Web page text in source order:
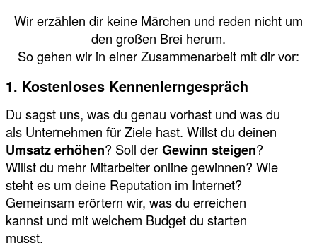
Wir erzählen dir keine Märchen und reden nicht um
den großen Brei herum.
So gehen wir in einer Zusammenarbeit mit dir vor:
1. Kostenloses Kennenlerngespräch
Du sagst uns, was du genau vorhast und was du
als Unternehmen für Ziele hast. Willst du deinen
Umsatz erhöhen? Soll derGewinn steigen?
Willst du mehr Mitarbeiter online gewinnen? Wie
steht es um deine Reputation im Internet?
Gemeinsam erörtern wir, was du erreichen
kannst und mit welchem Budget du starten
musst.